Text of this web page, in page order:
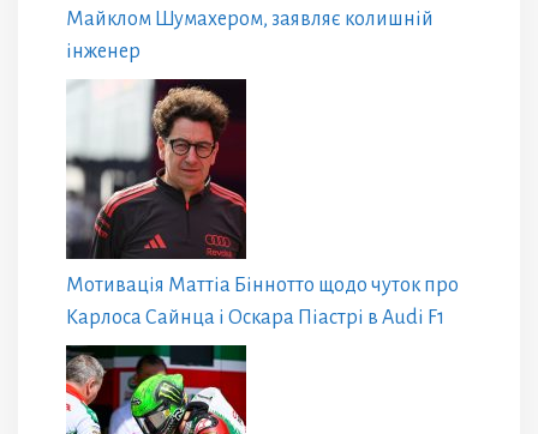
Майклом Шумахером, заявляє колишній
інженер
Мотивація Маттіа Біннотто щодо чуток про
Карлоса Сайнца і Оскара Піастрі в Audi F1